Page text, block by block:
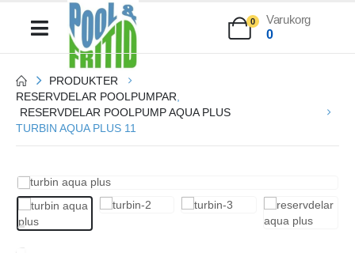
0
Varukorg
0
PRODUKTER
RESERVDELAR POOLPUMPAR
RESERVDELAR POOLPUMP AQUA PLUS
TURBIN AQUA PLUS 11